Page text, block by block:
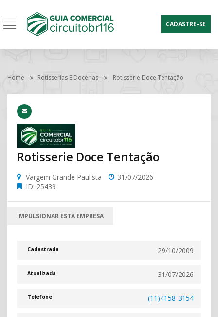
CADASTRE-SE
Home Rotisserias E Docerias Rotisserie Doce Tentação
Rotisserie Doce Tentação
Vargem Grande Paulista
31/07/2026
ID: 25439
IMPULSIONAR ESTA EMPRESA
Cadastrada 29/10/2009
Atualizada 31/07/2026
Telefone (11)4158-3154